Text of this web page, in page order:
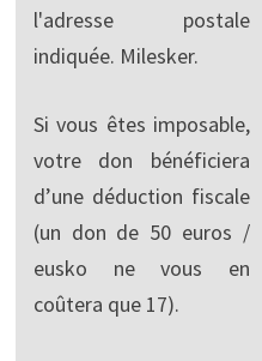
l'adresse postale
indiquée. Milesker.
Si vous êtes imposable,
votre don bénéficiera
d’une déduction fiscale
(un don de 50 euros /
eusko ne vous en
coûtera que 17).